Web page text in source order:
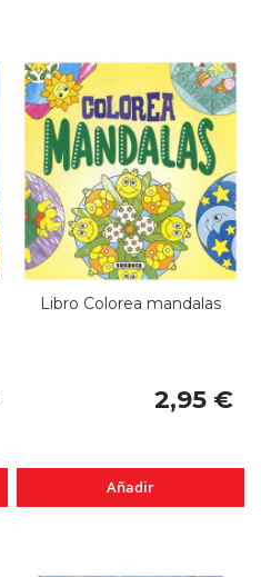
Libro Colorea mandalas
2,95 €
Añadir